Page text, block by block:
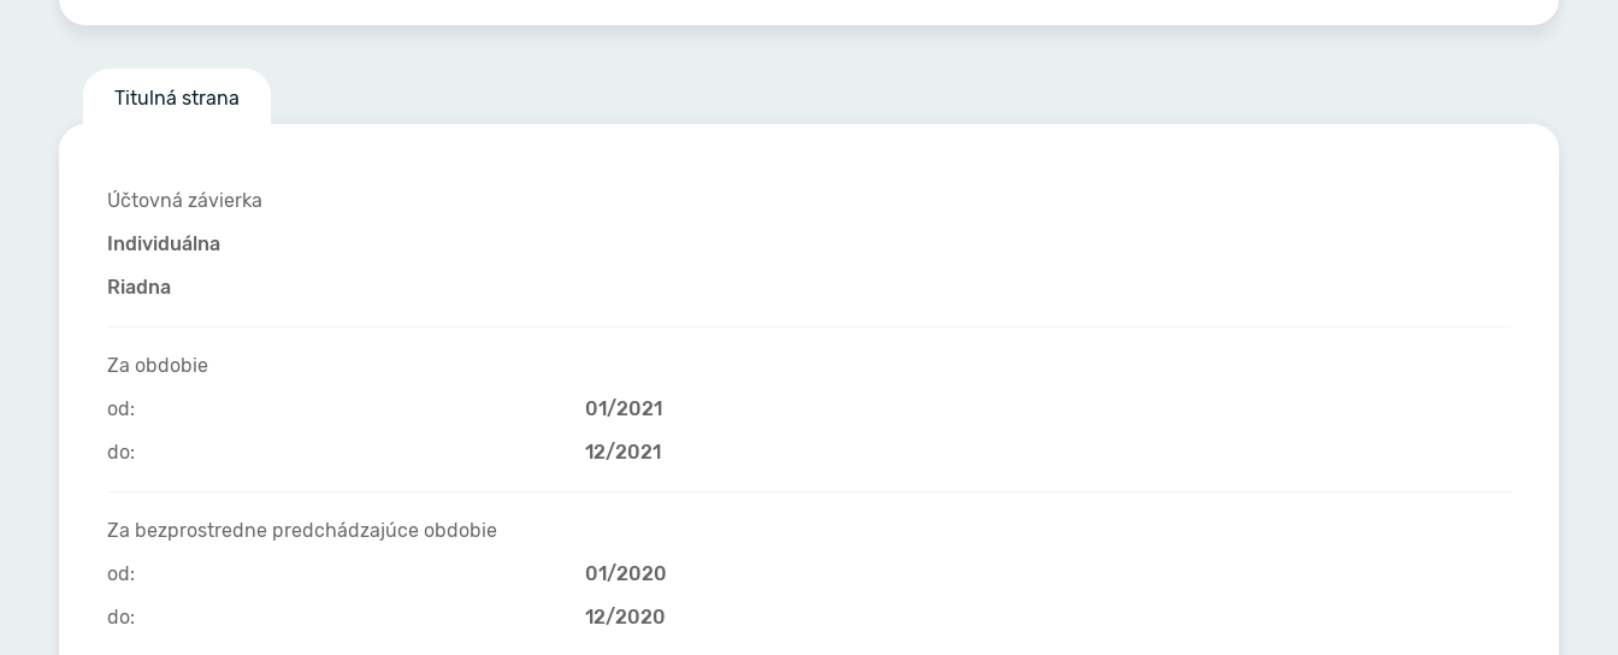
Titulná strana
Účtovná závierka
Individuálna
Riadna
Za obdobie
od:
01/2021
do:
12/2021
Za bezprostredne predchádzajúce obdobie
od:
01/2020
do:
12/2020